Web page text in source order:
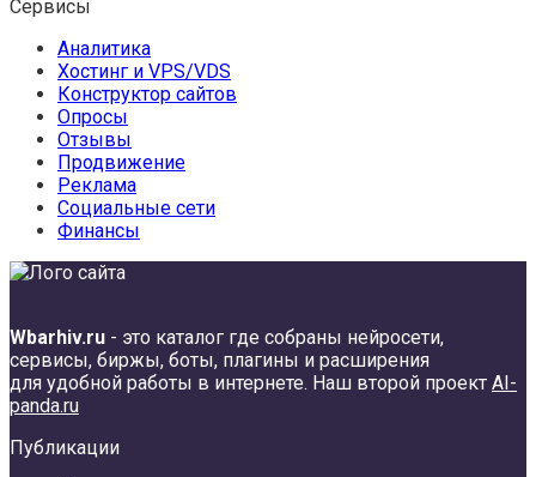
Сервисы
Аналитика
Хостинг и VPS/VDS
Конструктор сайтов
Опросы
Отзывы
Продвижение
Реклама
Социальные сети
Финансы
Wbarhiv.ru - это каталог где собраны нейросети,
сервисы, биржы, боты, плагины и расширения
для удобной работы в интернете. Наш второй проект AI-
panda.ru
Публикации